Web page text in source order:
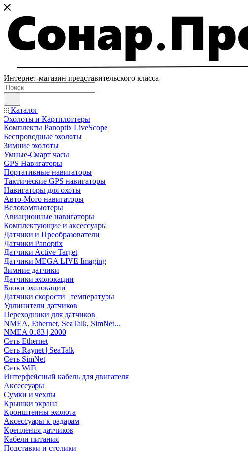
Интернет-магазин представительского класса
Каталог
Эхолоты и Картплоттеры
Комплекты Panoptix LiveScope
Беспроводные эхолоты
Зимние эхолоты
Умные-Смарт часы
GPS Навигаторы
Портативные навигаторы
Тактические GPS навигаторы
Навигаторы для охоты
Авто-Мото навигаторы
Велокомпьютеры
Авиационные навигаторы
Комплектующие и аксессуары
Датчики и Преобразователи
Датчики Panoptix
Датчики Active Target
Датчики MEGA LIVE Imaging
Зимние датчики
Датчики эхолокации
Блоки эхолокации
Датчики скорости | температуры
Удлинители датчиков
Переходники для датчиков
NMEA, Ethernet, SeaTalk, SimNet...
NMEA 0183 | 2000
Сеть Ethernet
Сеть Raynet | SeaTalk
Сеть SimNet
Сеть WiFi
Интерфейсный кабель для двигателя
Аксессуары
Сумки и чехлы
Крышки экрана
Кронштейны эхолота
Аксессуары к радарам
Крепления датчиков
Кабели питания
Подставки и столики